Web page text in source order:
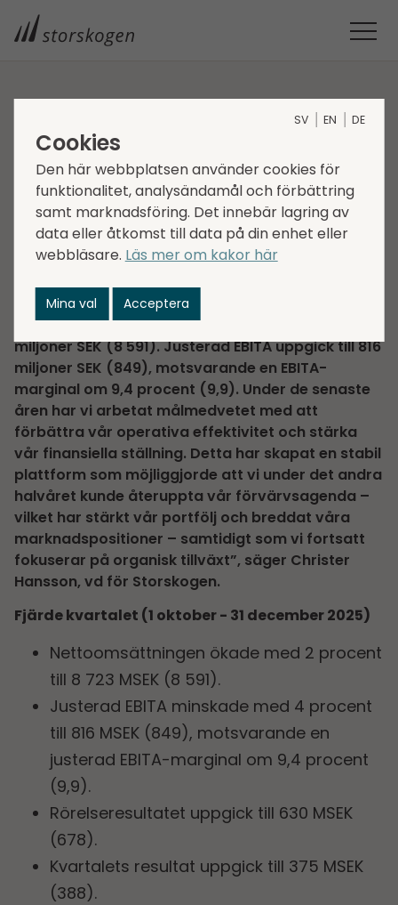
FINANSIELLA RAPPORTER
BOKSLUTSKOMMUNIKÉ 2025
Bokslutskommuniké
2025
2026-02-10 Regulatorisk information
”Under det fjärde kvartalet ökade
nettoomsättningen med 2 procent till 8 723
miljoner SEK (8 591). Justerad EBITA uppgick till 816
miljoner SEK (849), motsvarande en EBITA-
marginal om 9,4 procent (9,9). Under de senaste
åren har vi arbetat målmedvetet med att
förbättra vår operativa effektivitet och stärka
vår finansiella ställning. Detta har skapat en stabil
plattform som möjliggjorde att vi under det andra
halvåret kunde återuppta vår förvärvsagenda –
vilket har stärkt vår portfölj och breddat våra
marknadspositioner – samtidigt som vi fortsatt
fokuserar på organisk tillväxt”, säger Christer
Hansson, vd för Storskogen.
Fjärde kvartalet (1 oktober - 31 december 2025)
Nettoomsättningen ökade med 2 procent
till 8 723 MSEK (8 591).
Justerad EBITA minskade med 4 procent
till 816 MSEK (849), motsvarande en
justerad EBITA-marginal om 9,4 procent
(9,9).
Rörelseresultatet uppgick till 630 MSEK
(678).
Kvartalets resultat uppgick till 375 MSEK
(388).
SV EN DE
Cookies
Den här webbplatsen använder cookies för
funktionalitet, analysändamål och förbättring
samt marknadsföring. Det innebär lagring av
data eller åtkomst till data på din enhet eller
webbläsare. Läs mer om kakor här
Mina val Acceptera